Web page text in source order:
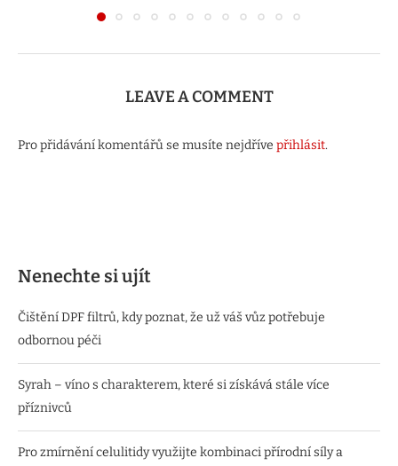
LEAVE A COMMENT
Pro přidávání komentářů se musíte nejdříve přihlásit.
Nenechte si ujít
Čištění DPF filtrů, kdy poznat, že už váš vůz potřebuje
odbornou péči
Syrah – víno s charakterem, které si získává stále více
příznivců
Pro zmírnění celulitidy využijte kombinaci přírodní síly a